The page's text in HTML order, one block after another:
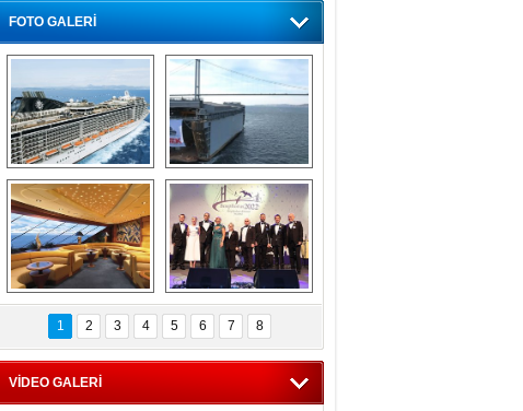
FOTO GALERİ
“Gemi içinde gemi”
konsepti ile MSC
Splendida
Dünyada tek!
Denizaltı yüzer
havuzu intikal
seyrine başladı
MSC'den 55 milyon
euroluk turizm geliri
müjdesi
5. Bosphorus Ship
Brokers Dinner,
İstanbul’da yapıldı
1 2 3 4 5 6 7 8
VİDEO GALERİ